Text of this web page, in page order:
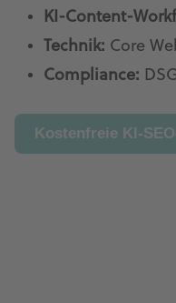
KI-Content-
Technik: Core
Compliance:
Kostenfreie KI-